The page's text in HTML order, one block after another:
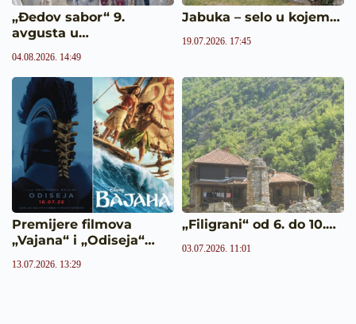
„Đedov sabor“ 9.
avgusta u…
04.08.2026. 14:49
Jabuka – selo u kojem…
19.07.2026. 17:45
Premijere filmova
„Vajana“ i „Odiseja“…
13.07.2026. 13:29
„Filigrani“ od 6. do 10.…
03.07.2026. 11:01